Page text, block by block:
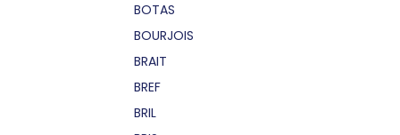
BOTAS
BOURJOIS
BRAIT
BREF
BRIL